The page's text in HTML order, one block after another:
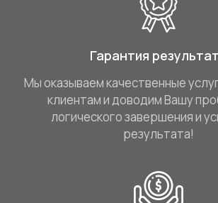
Гарантия
Мы оказываем качественные
клиентам и доводим Вашу
логического завершения и
результата!